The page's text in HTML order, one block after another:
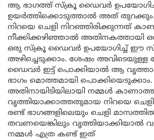
ആ ഭാഗത്ത് സ്ക്രൂ ഡൈവർ
ഉയർത്തിക്കൊടുത്താൽ അത്
നിറയെ ചെളി നിറഞ്ഞിരിക്കുന്നത്
നീക്കിക്കഴിഞ്ഞാൽ അതിനകത്തായി
ഒരു സ്ക്രൂ ഡൈവർ ഉപയോഗിച്ച് ഈ
അഴിച്ചെടുക്കാം. ശേഷം
ഡൈവർ ഇട്ട് പൊക്കിയാൽ ആ
ഭാഗം മൊത്തമായി പൊക്കിയെടുക്കാം.
അതിനായിടിയിലായി നമ്മൾ
വൃത്തിയാക്കാത്തതുമായ നിറയെ
രണ്ട് ഭാഗങ്ങളിലെയും ചെളി
തവണയെങ്കിലും വൃത്തിയാക്കിയാൽ
നമ്മൾ എത്ര കണ്ട് ഇത്